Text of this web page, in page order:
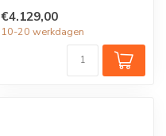
ideaal...
€4.129,00
10-20 werkdagen